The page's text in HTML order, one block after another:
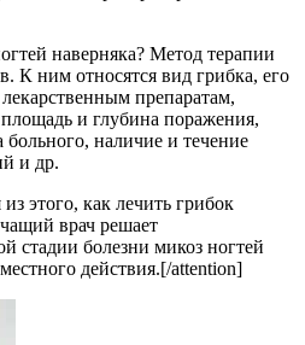
наверняка? Метод терапии
К ним относятся вид грибка, его
препаратам,
площадь и глубина поражения,
больного, наличие и течение
и др.
этого, как лечить грибок
врач решает
стадии болезни микоз ногтей
действия.[/attention]